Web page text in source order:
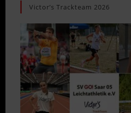
Victor’s Trackteam 2026